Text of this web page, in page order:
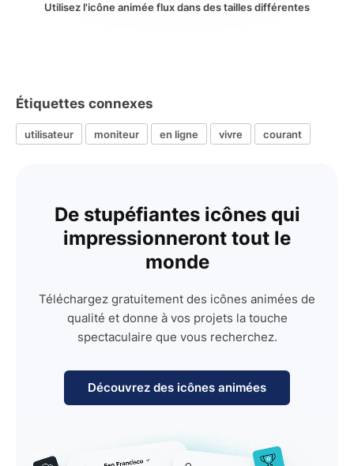
Utilisez l'icône animée flux dans des tailles différentes
Étiquettes connexes
utilisateur moniteur en ligne vivre courant
De stupéfiantes icônes qui
impressionneront tout le
monde
Téléchargez gratuitement des icônes animées de
qualité et donne à vos projets la touche
spectaculaire que vous recherchez.
Découvrez des icônes animées